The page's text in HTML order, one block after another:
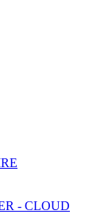
- CLOUD